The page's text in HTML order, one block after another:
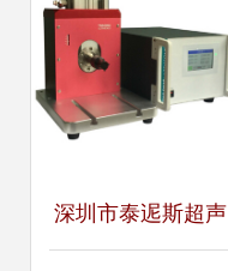
深圳市泰迡斯超声